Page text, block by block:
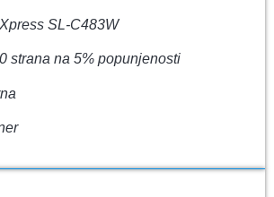
SL-C483W
strana na 5% popunjenosti